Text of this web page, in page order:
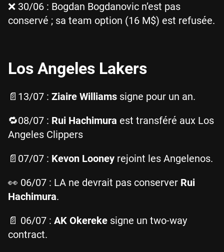
❌ 30/06 : Bogdan Bogdanovic n’est pas
conservé ; sa team option (16 M$) est refusée.
Los Angeles Lakers
📄13/07 : Ziaire Williams signe pour un an.
🔁08/07 : Rui Hachimura est transféré aux Los
Angeles Clippers
📄07/07 : Kevon Looney rejoint les Angelenos.
👀 06/07 : LA ne devrait pas conserver Rui
Hachimura.
📄 06/07 : AK Okereke signe un two-way
contract.